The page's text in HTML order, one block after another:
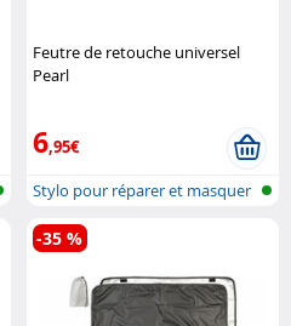
Feutre de retouche universel
Pearl
6,95€
Stylo pour réparer et masquer
les p..
-35 %